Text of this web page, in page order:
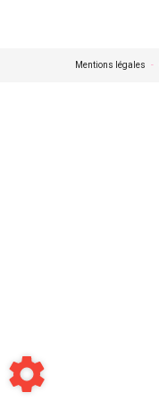
Mentions légales -